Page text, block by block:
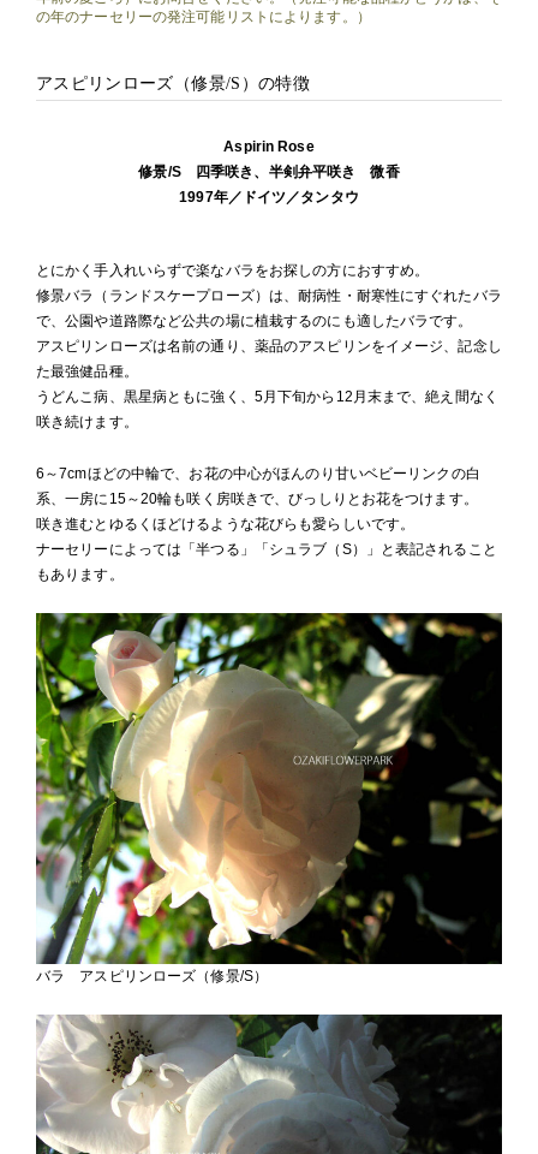
の年のナーセリーの発注可能リストによります。）
アスピリンローズ（修景/S）の特徴
Aspirin Rose
修景/S 四季咲き、半剣弁平咲き 微香
1997年／ドイツ／タンタウ
とにかく手入れいらずで楽なバラをお探しの方におすすめ。
修景バラ（ランドスケープローズ）は、耐病性・耐寒性にすぐれたバラ
で、公園や道路際など公共の場に植栽するのにも適したバラです。
アスピリンローズは名前の通り、薬品のアスピリンをイメージ、記念し
た最強健品種。
うどんこ病、黒星病ともに強く、5月下旬から12月末まで、絶え間なく
咲き続けます。
6～7cmほどの中輪で、お花の中心がほんのり甘いベビーリンクの白
系、一房に15～20輪も咲く房咲きで、びっしりとお花をつけます。
咲き進むとゆるくほどけるような花びらも愛らしいです。
ナーセリーによっては「半つる」「シュラブ（S）」と表記されること
もあります。
バラ アスピリンローズ（修景/S）